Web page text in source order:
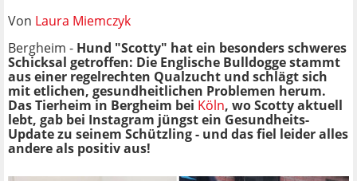
Von Laura Miemczyk
Bergheim - Hund "Scotty" hat ein besonders schweres
Schicksal getroffen: Die Englische Bulldogge stammt
aus einer regelrechten Qualzucht und schlägt sich
mit etlichen, gesundheitlichen Problemen herum.
Das Tierheim in Bergheim bei Köln, wo Scotty aktuell
lebt, gab bei Instagram jüngst ein Gesundheits-
Update zu seinem Schützling - und das fiel leider alles
andere als positiv aus!